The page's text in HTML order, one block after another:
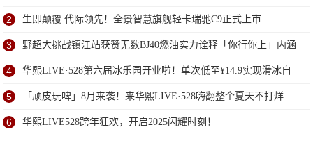
2 生即颠覆 代际领先！全景智慧旗舰轻卡瑞驰C9正式上市
3 野超大挑战镇江站获赞无数BJ40燃油实力诠释「你行你上」内涵
4 华熙LIVE·528第六届冰乐园开业啦！单次低至¥14.9实现滑冰自
由！
5 「顽皮玩啤」8月来袭！来华熙LIVE·528嗨翻整个夏天不打烊
6 华熙LIVE528跨年狂欢，开启2025闪耀时刻！